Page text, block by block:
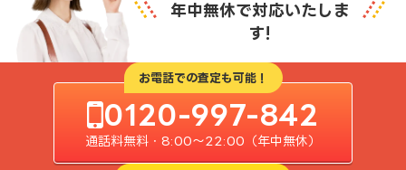
年中無休で対応いたしま
す!
お電話での査定も可能！
0120-997-842
通話料無料・8:00〜22:00（年中無休）